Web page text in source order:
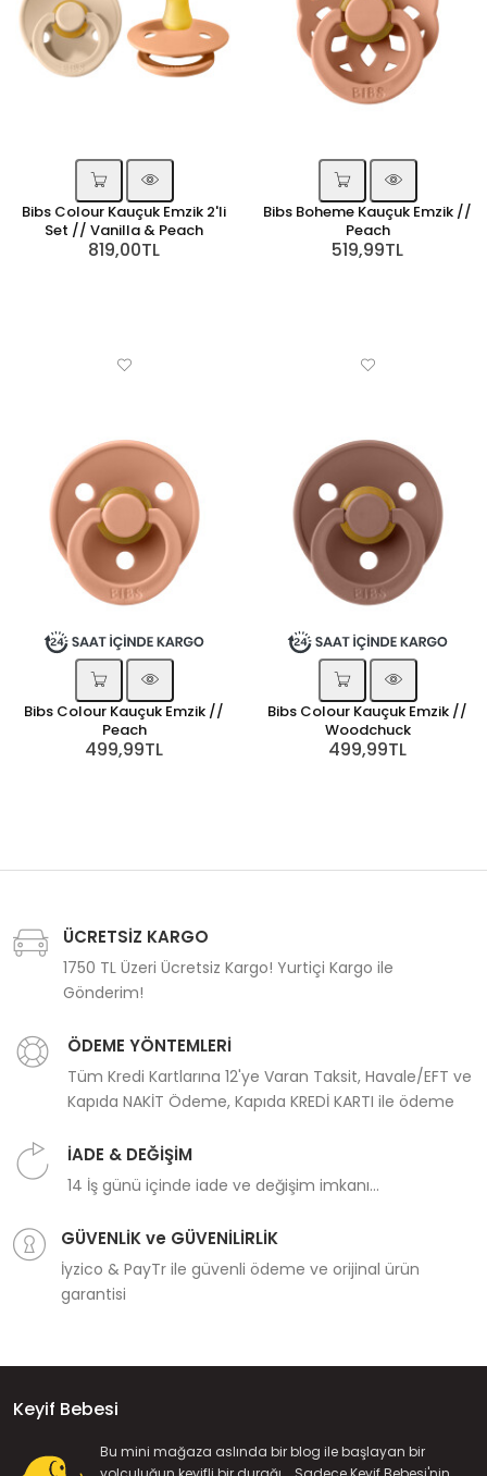
Bibs Colour Kauçuk Emzik 2'li
Set // Vanilla & Peach
819,00TL
Bibs Boheme Kauçuk Emzik //
Peach
519,99TL
Bibs Colour Kauçuk Emzik //
Peach
499,99TL
Bibs Colour Kauçuk Emzik //
Woodchuck
499,99TL
ÜCRETSİZ KARGO
1750 TL Üzeri Ücretsiz Kargo! Yurtiçi Kargo ile
Gönderim!
ÖDEME YÖNTEMLERİ
Tüm Kredi Kartlarına 12'ye Varan Taksit, Havale/EFT ve
Kapıda NAKİT Ödeme, Kapıda KREDİ KARTI ile ödeme
İADE & DEĞİŞİM
14 İş günü içinde iade ve değişim imkanı...
GÜVENLİK ve GÜVENİLİRLİK
İyzico & PayTr ile güvenli ödeme ve orijinal ürün
garantisi
Keyif Bebesi
Bu mini mağaza aslında bir blog ile başlayan bir